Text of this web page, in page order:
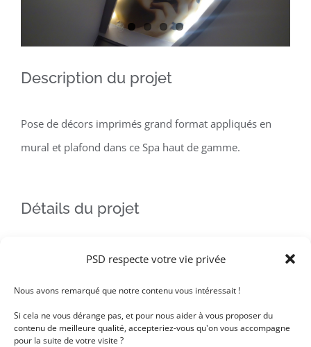
PSD respecte votre vie privée
Nous avons remarqué que notre contenu vous intéressait !
Si cela ne vous dérange pas, et pour nous aider à vous proposer du
contenu de meilleure qualité, accepteriez-vous qu'on vous accompagne
pour la suite de votre visite ?
Description du projet
Pose de décors imprimés grand format appliqués en
mural et plafond dans ce Spa haut de gamme.
Détails du projet
Plafond tendu
Copyright : PSD